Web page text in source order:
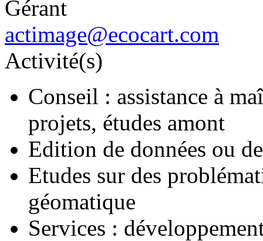
Gérant
actimage@ecocart.com
Activité(s)
Conseil : assistance à
projets, études amont
Edition de données ou
Etudes sur des
géomatique
Services :